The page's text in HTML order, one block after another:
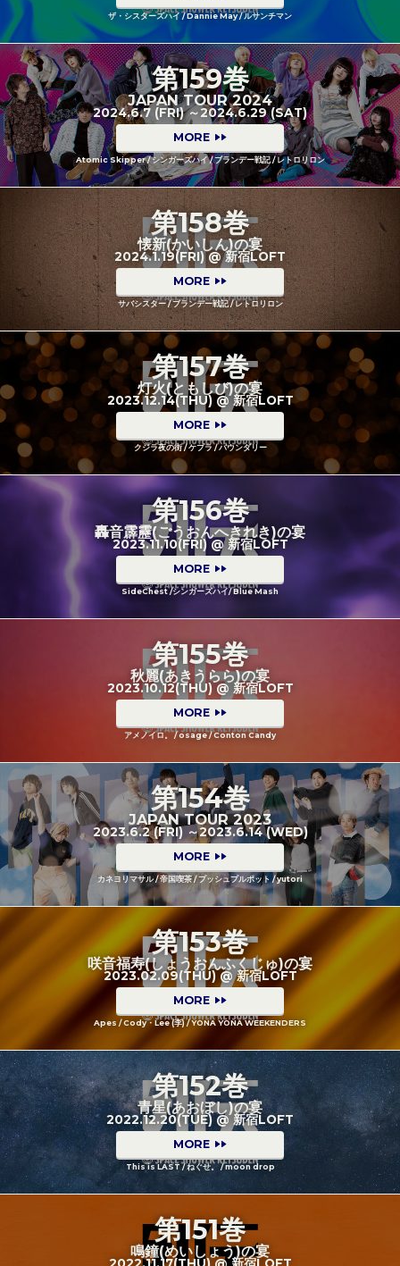
ザ・シスターズハイ / Dannie May / ルサンチマン
第159巻
JAPAN TOUR 2024
2024.6.7 (FRI) ～2024.6.29 (SAT)
MORE
Atomic Skipper / シンガーズハイ / ブランデー戦記 / レトロリロン
第158巻
懐新(かいしん)の宴
2024.1.19(FRI) @ 新宿LOFT
MORE
サバシスター / ブランデー戦記 / レトロリロン
第157巻
灯火(ともしび)の宴
2023.12.14(THU) @ 新宿LOFT
MORE
クジラ夜の街 / ケプラ / バウンダリー
第156巻
轟音霹靂(ごうおんへきれき)の宴
2023.11.10(FRI) @ 新宿LOFT
MORE
SideChest /シンガーズハイ/ Blue Mash
第155巻
秋麗(あきうらら)の宴
2023.10.12(THU) @ 新宿LOFT
MORE
アメノイロ。 / osage / Conton Candy
第154巻
JAPAN TOUR 2023
2023.6.2 (FRI) ～2023.6.14 (WED)
MORE
カネヨリマサル / 帝国喫茶 / プッシュプルポット / yutori
第153巻
咲音福寿(しょうおんふくじゅ)の宴
2023.02.09(THU) @ 新宿LOFT
MORE
Apes / Cody・Lee (李) / YONA YONA WEEKENDERS
第152巻
青星(あおぼし)の宴
2022.12.20(TUE) @ 新宿LOFT
MORE
This is LAST / ねぐせ。 / moon drop
第151巻
鳴鐘(めいしょう)の宴